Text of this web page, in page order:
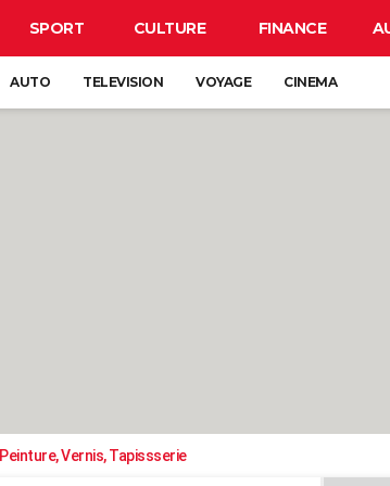
SPORT CULTURE FINANCE
AUTO TELEVISION VOYAGE CINEMA
Peinture, Vernis, Tapissserie